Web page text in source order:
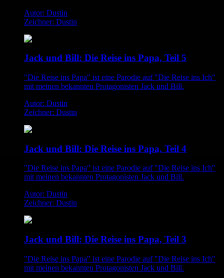
Autor: Dustin
Zeichner: Dustin
Jack und Bill: Die Reise ins Papa, Teil 5
"Die Reise ins Papa" ist eine Parodie auf "Die Reise ins Ich"
mit meinen bekannten Protagonisten Jack und Bill.
Autor: Dustin
Zeichner: Dustin
Jack und Bill: Die Reise ins Papa, Teil 4
"Die Reise ins Papa" ist eine Parodie auf "Die Reise ins Ich"
mit meinen bekannten Protagonisten Jack und Bill.
Autor: Dustin
Zeichner: Dustin
Jack und Bill: Die Reise ins Papa, Teil 3
"Die Reise ins Papa" ist eine Parodie auf "Die Reise ins Ich"
mit meinen bekannten Protagonisten Jack und Bill.